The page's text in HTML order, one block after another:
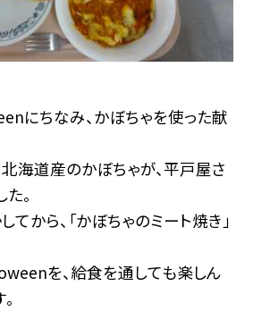
にちなみ、かぼちゃを使った献
海道産のかぼちゃが、平戸屋さ
。
てから、「かぼちゃのミート焼き」
を、給食を通しても楽しん